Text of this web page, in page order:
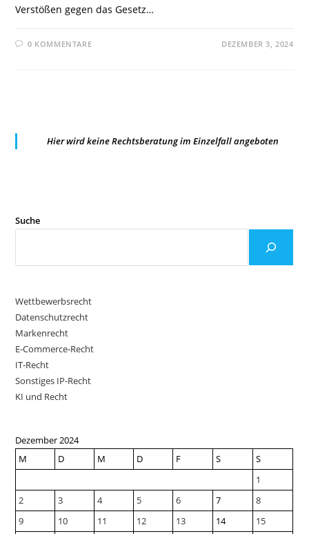
Verstößen gegen das Gesetz…
0 KOMMENTARE DEZEMBER 3, 2024
Hier wird keine Rechtsberatung im Einzelfall angeboten
Suche
Wettbewerbsrecht
Datenschutzrecht
Markenrecht
E-Commerce-Recht
IT-Recht
Sonstiges IP-Recht
KI und Recht
Dezember 2024
M
D M D F S
S
1
2
3 4 5 6 7
8
9
10 11 12 13 14
15